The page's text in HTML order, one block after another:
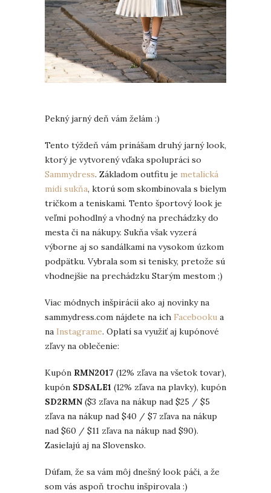
Pekný jarný deň vám želám :)
Tento týždeň vám prinášam druhý jarný look,
ktorý je vytvorený vďaka spolupráci so
Sammydress. Základom outfitu je metalická
midi sukňa, ktorú som skombinovala s bielym
tričkom a teniskami. Tento športový look je
veľmi pohodlný a vhodný na prechádzky do
mesta či na nákupy. Sukňa však vyzerá
výborne aj so sandálkami na vysokom úzkom
podpätku. Vybrala som si tenisky, pretože sú
vhodnejšie na prechádzku Starým mestom ;)
Viac módnych inšpirácií ako aj novinky na
sammydress.com nájdete na ich Facebooku a
na Instagrame. Oplatí sa využiť aj kupónové
zľavy na oblečenie:
Kupón RMN2017 (12% zľava na všetok tovar),
kupón SDSALE1 (12% zľava na plavky), kupón
SD2RMN ($3 zľava na nákup nad $25 / $5
zľava na nákup nad $40 / $7 zľava na nákup
nad $60 / $11 zľava na nákup nad $90).
Zasielajú aj na Slovensko.
Dúfam, že sa vám môj dnešný look páči, a že
som vás aspoň trochu inšpirovala :)